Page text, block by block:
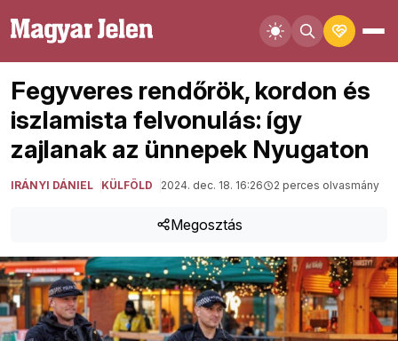
Fegyveres rendőrök, kordon és
iszlamista felvonulás: így
zajlanak az ünnepek Nyugaton
IRÁNYI DÁNIEL KÜLFÖLD 2024. dec. 18. 16:26 2 perces olvasmány
Megosztás